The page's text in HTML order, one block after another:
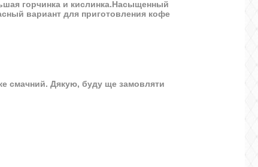
горчинка и кислинка.Насыщенный
вариант для приготовления кофе
смачний. Дякую, буду ще замовляти